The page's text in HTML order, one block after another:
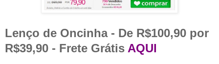
Lenço de Oncinha - De R$100,90 por
R$39,90 - Frete Grátis AQUI